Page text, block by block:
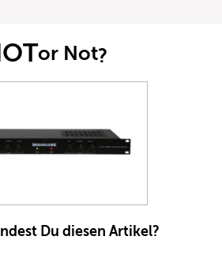
or Not?
Du diesen Artikel?